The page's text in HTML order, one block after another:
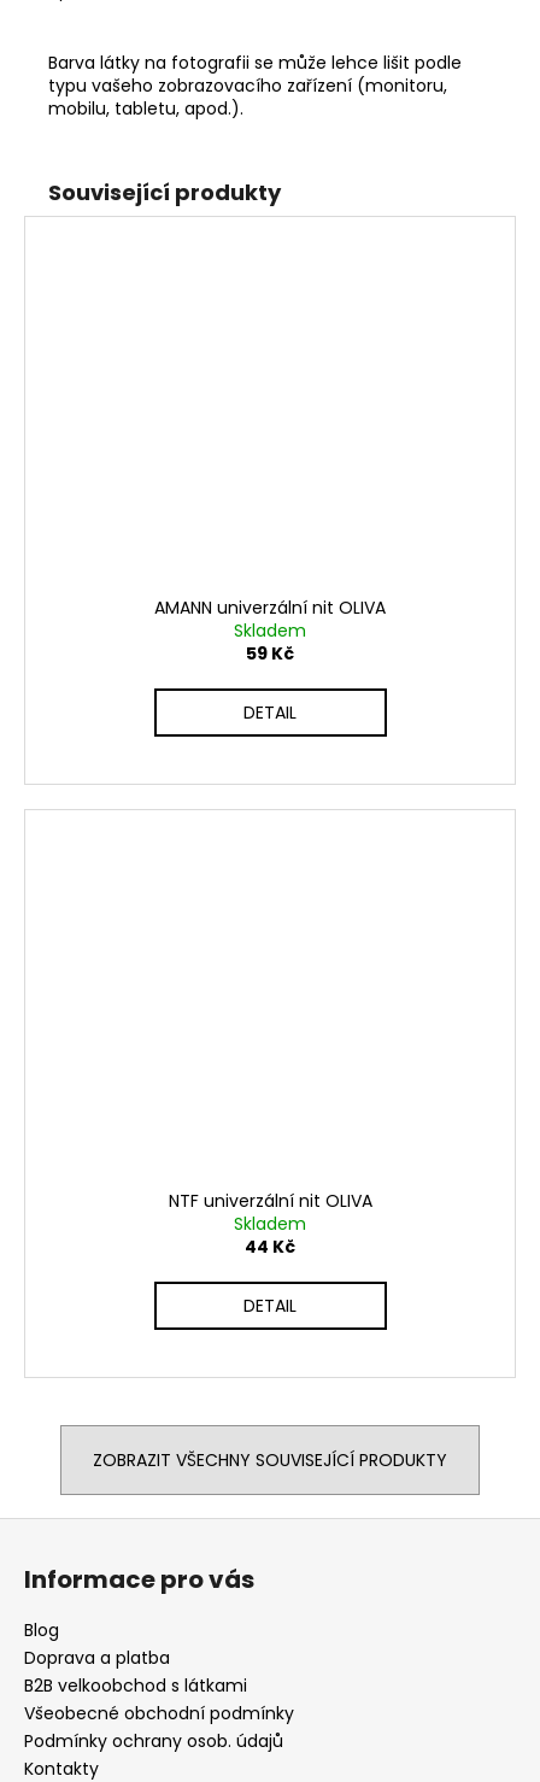
Barva látky na fotografii se může lehce lišit podle
typu vašeho zobrazovacího zařízení (monitoru,
mobilu, tabletu, apod.).
Související produkty
AMANN univerzální nit OLIVA
Skladem
59 Kč
DETAIL
NTF univerzální nit OLIVA
Skladem
44 Kč
DETAIL
ZOBRAZIT VŠECHNY SOUVISEJÍCÍ PRODUKTY
Z
Informace pro vás
Blog
Doprava a platba
B2B velkoobchod s látkami
Všeobecné obchodní podmínky
Podmínky ochrany osob. údajů
Kontakty